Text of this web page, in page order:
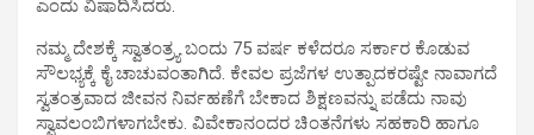
ಎಂದು ವಿಷಾದಿಸಿದರು.
ನಮ್ಮ ದೇಶಕ್ಕೆ ಸ್ವಾತಂತ್ರ್ಯ ಬಂದು 75 ವರ್ಷ ಕಳೆದರೂ ಸರ್ಕಾರ ಕೊಡುವ
ಸೌಲಭ್ಯಕ್ಕೆ ಕೈ ಚಾಚುವಂತಾಗಿದೆ. ಕೇವಲ ಪ್ರಜೆಗಳ ಉತ್ಪಾದಕರಷ್ಟೇ ನಾವಾಗದೆ
ಸ್ವತಂತ್ರವಾದ ಜೀವನ ನಿರ್ವಹಣೆಗೆ ಬೇಕಾದ ಶಿಕ್ಷಣವನ್ನು ಪಡೆದು ನಾವು
ಸ್ವಾವಲಂಬಿಗಳಾಗಬೇಕು. ವಿವೇಕಾನಂದರ ಚಿಂತನೆಗಳು ಸಹಕಾರಿ ಹಾಗೂ